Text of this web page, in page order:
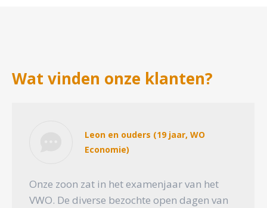
Wat vinden onze klanten?
Leon en ouders (19 jaar, WO
Economie)
Onze zoon zat in het examenjaar van het
VWO. De diverse bezochte open dagen van